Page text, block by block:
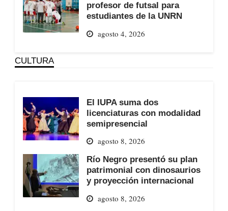
profesor de futsal para
estudiantes de la UNRN
agosto 4, 2026
CULTURA
El IUPA suma dos
licenciaturas con modalidad
semipresencial
agosto 8, 2026
Río Negro presentó su plan
patrimonial con dinosaurios
y proyección internacional
agosto 8, 2026